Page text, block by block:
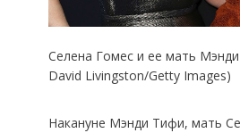
Селена Гомес и ее мать
David Livingston/Getty Images)
Накануне Мэнди Тифи, мать